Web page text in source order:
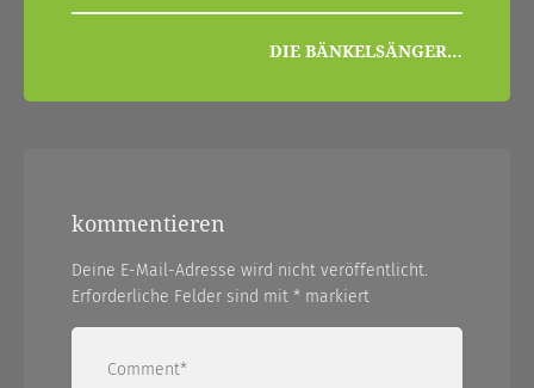
DIE BÄNKELSÄNGER…
kommentieren
Deine E-Mail-Adresse wird nicht veröffentlicht.
Erforderliche Felder sind mit * markiert